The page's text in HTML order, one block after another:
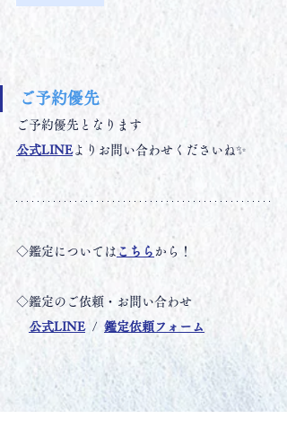
ご予約優先
ご予約優先となります
公式LINEよりお問い合わせくださいね✨
◇鑑定についてはこちら から！
◇鑑定のご依頼・お問い合わせ
公式LINE
  /
鑑定依頼フォーム